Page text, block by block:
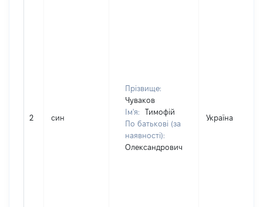
2 син
Прізвище:
Чуваков
Ім'я:
Тимофій
По батькові (за
наявності):
Олександрович
Україна